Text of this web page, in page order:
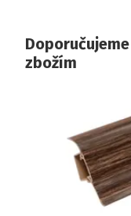
zbožím